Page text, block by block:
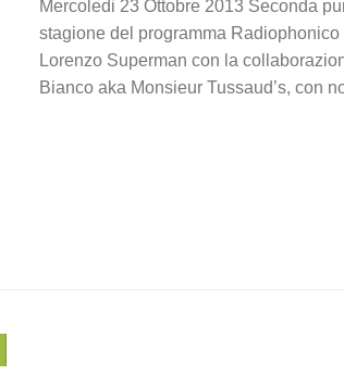
Mercoledi 23 Ottobre 2013 Seconda
stagione del programma
Lorenzo Superman con la
Bianco aka Monsieur Tussaud’s, con